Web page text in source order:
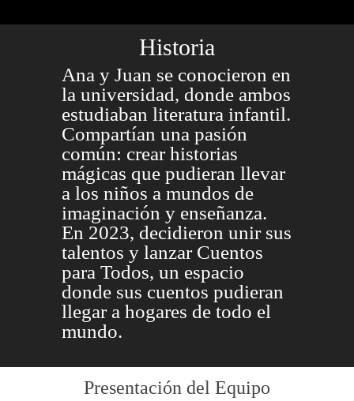
Historia
Ana y Juan se conocieron en
la universidad, donde ambos
estudiaban literatura infantil.
Compartían una pasión
común: crear historias
mágicas que pudieran llevar
a los niños a mundos de
imaginación y enseñanza.
En 2023, decidieron unir sus
talentos y lanzar Cuentos
para Todos, un espacio
donde sus cuentos pudieran
llegar a hogares de todo el
mundo.
Presentación del Equipo